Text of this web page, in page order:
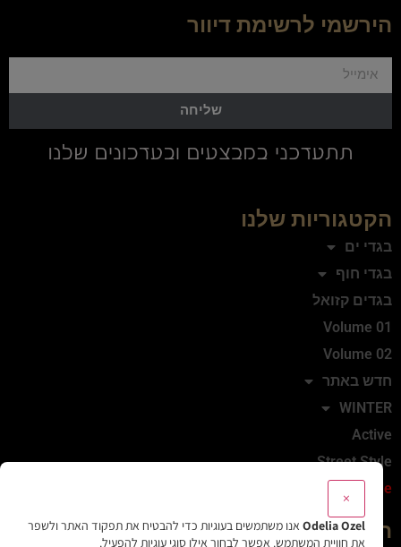
הירשמי לרשימת דיוור
שליחה
הקטגוריות שלנו
בגדי ים
בגדי חוף
בגדים קזואל
Volume 01
Volume 02
חדש באתר
WINTER
Active
Street Style
Sale
המותג
×
Odelia Ozel אנו משתמשים בעוגיות כדי להבטיח את תפקוד האתר ולשפר
את חוויית המשתמש. אפשר לבחור אילו סוגי עוגיות להפעיל.